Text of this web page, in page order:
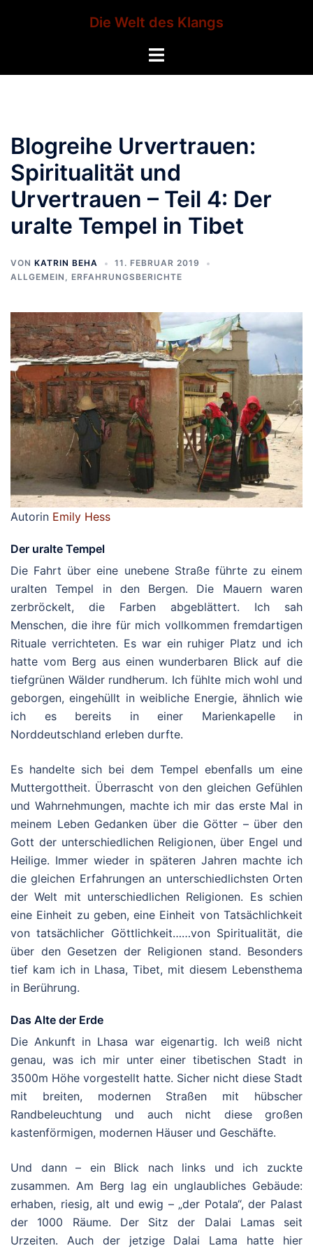
Die Welt des Klangs
Menü
Blogreihe Urvertrauen:
Spiritualität und
Urvertrauen – Teil 4: Der
uralte Tempel in Tibet
VON KATRIN BEHA
11. FEBRUAR 2019
ALLGEMEIN , ERFAHRUNGSBERICHTE
Autorin Emily Hess
Der uralte Tempel
Die Fahrt über eine unebene Straße führte zu einem
uralten Tempel in den Bergen. Die Mauern waren
zerbröckelt, die Farben abgeblättert. Ich sah
Menschen, die ihre für mich vollkommen fremdartigen
Rituale verrichteten. Es war ein ruhiger Platz und ich
hatte vom Berg aus einen wunderbaren Blick auf die
tiefgrünen Wälder rundherum. Ich fühlte mich wohl und
geborgen, eingehüllt in weibliche Energie, ähnlich wie
ich es bereits in einer Marienkapelle in
Norddeutschland erleben durfte.
Es handelte sich bei dem Tempel ebenfalls um eine
Muttergottheit. Überrascht von den gleichen Gefühlen
und Wahrnehmungen, machte ich mir das erste Mal in
meinem Leben Gedanken über die Götter – über den
Gott der unterschiedlichen Religionen, über Engel und
Heilige. Immer wieder in späteren Jahren machte ich
die gleichen Erfahrungen an unterschiedlichsten Orten
der Welt mit unterschiedlichen Religionen. Es schien
eine Einheit zu geben, eine Einheit von Tatsächlichkeit
von tatsächlicher Göttlichkeit……von Spiritualität, die
über den Gesetzen der Religionen stand. Besonders
tief kam ich in Lhasa, Tibet, mit diesem Lebensthema
in Berührung.
Das Alte der Erde
Die Ankunft in Lhasa war eigenartig. Ich weiß nicht
genau, was ich mir unter einer tibetischen Stadt in
3500m Höhe vorgestellt hatte. Sicher nicht diese Stadt
mit breiten, modernen Straßen mit hübscher
Randbeleuchtung und auch nicht diese großen
kastenförmigen, modernen Häuser und Geschäfte.
Und dann – ein Blick nach links und ich zuckte
zusammen. Am Berg lag ein unglaubliches Gebäude:
erhaben, riesig, alt und ewig – „der Potala“, der Palast
der 1000 Räume. Der Sitz der Dalai Lamas seit
Urzeiten. Auch der jetzige Dalai Lama hatte hier